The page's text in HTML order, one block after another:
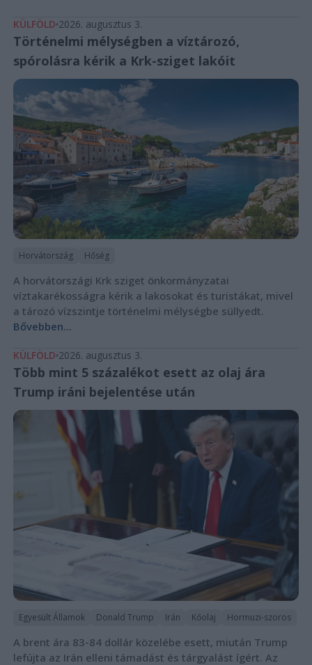
KÜLFÖLD 2026. augusztus 3.
Történelmi mélységben a víztározó,
spórolásra kérik a Krk-sziget lakóit
Horvátország Hőség
A horvátországi Krk sziget önkormányzatai
víztakarékosságra kérik a lakosokat és turistákat, mivel
a tározó vízszintje történelmi mélységbe süllyedt.
Bővebben...
KÜLFÖLD 2026. augusztus 3.
Több mint 5 százalékot esett az olaj ára
Trump iráni bejelentése után
Egyesült Államok Donald Trump Irán Kőolaj Hormuzi-szoros
A brent ára 83-84 dollár közelébe esett, miután Trump
lefújta az Irán elleni támadást és tárgyalást ígért. Az